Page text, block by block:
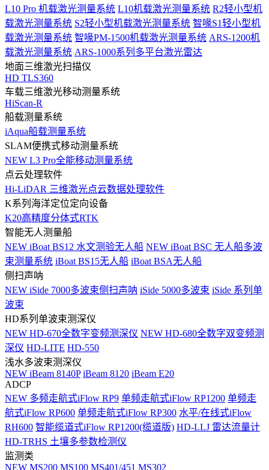
L10 Pro 机载激光测量系统 L10机载激光测量系统 R2轻小型机
载激光测量系统 S2轻小型机载激光测量系统 智喙S1轻小型机
载激光测量系统 智喙PM-1500机载激光测量系统 ARS-1200机
载激光测量系统 ARS-1000系列多平台激光雷达
地面三维激光扫描仪
HD TLS360
车载三维激光移动测量系统
HiScan-R
船载测量系统
iAqua船载测量系统
SLAM便携式移动测量系统
NEW L3 Pro全能移动测量系统
点云处理软件
Hi-LiDAR 三维激光点云数据处理软件
K系列海洋定位定向设备
K20高精度分体式RTK
智能无人测量船
NEW iBoat BS12 水文测验无人船 NEW iBoat BSC 无人船多波
束测量系统 iBoat BS15无人船 iBoat BSA无人船
侧扫声呐
NEW iSide 7000多波束侧扫声呐 iSide 5000多波束 iSide 系列单
波束
HD系列单波束测深仪
NEW HD-670全数字变频测深仪 NEW HD-680全数字双变频测
深仪 HD-LITE HD-550
浅水多波束测深仪
NEW iBeam 8140P iBeam 8120 iBeam E20
ADCP
NEW 多频走航式iFlow RP9 单频走航式iFlow RP1200 单频走
航式iFlow RP600 单频走航式iFlow RP300 水平/在线式iFlow
RH600 智能缆道式iFlow RP1200(缆道版) HD-LLJ 雷达流量计
HD-TRHS 土壤多参数检测仪
监测类
NEW MS200 MS100 MS401/451 MS302